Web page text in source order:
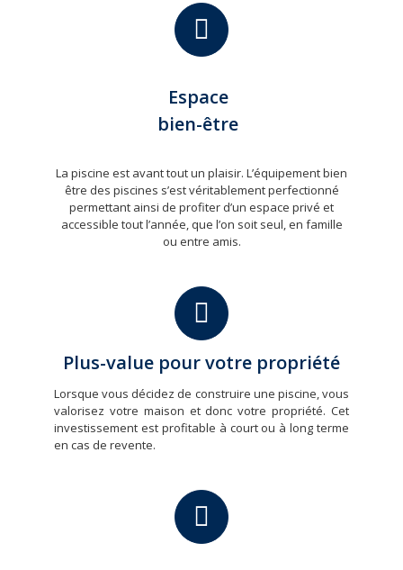
Espace
bien-être
La piscine est avant tout un plaisir. L’équipement bien
être des piscines s’est véritablement perfectionné
permettant ainsi de profiter d’un espace privé et
accessible tout l’année, que l’on soit seul, en famille
ou entre amis.
Plus-value pour votre propriété
Lorsque vous décidez de construire une piscine, vous
valorisez votre maison et donc votre propriété. Cet
investissement est profitable à court ou à long terme
en cas de revente.